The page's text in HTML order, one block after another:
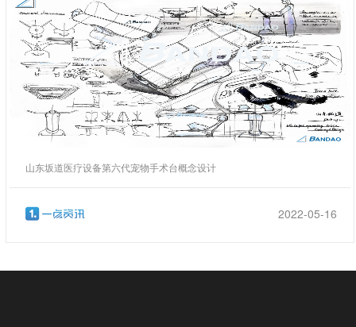
山东坂道医疗设备第六代宠物手术台概念设计
2022-05-16